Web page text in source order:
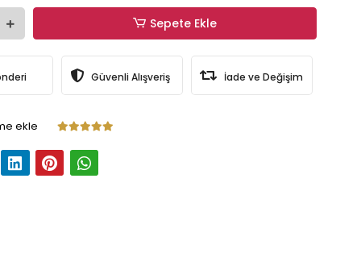
Sepete Ekle
Güvenli Alışveriş İade ve Değişim
ekle